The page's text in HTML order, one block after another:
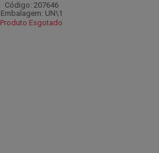
Código: 207646
Embalagem: UN\1
Produto Esgotado